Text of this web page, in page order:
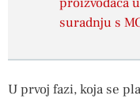
suradnju s
U prvoj fazi, koja se